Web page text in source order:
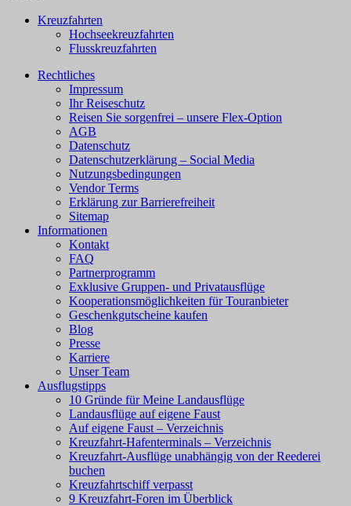
Kreuzfahrten
Hochseekreuzfahrten
Flusskreuzfahrten
Rechtliches
Impressum
Ihr Reiseschutz
Reisen Sie sorgenfrei – unsere Flex-Option
AGB
Datenschutz
Datenschutzerklärung – Social Media
Nutzungsbedingungen
Vendor Terms
Erklärung zur Barrierefreiheit
Sitemap
Informationen
Kontakt
FAQ
Partnerprogramm
Exklusive Gruppen- und Privatausflüge
Kooperationsmöglichkeiten für Touranbieter
Geschenkgutscheine kaufen
Blog
Presse
Karriere
Unser Team
Ausflugstipps
10 Gründe für Meine Landausflüge
Landausflüge auf eigene Faust
Auf eigene Faust – Verzeichnis
Kreuzfahrt-Hafenterminals – Verzeichnis
Kreuzfahrt-Ausflüge unabhängig von der Reederei
buchen
Kreuzfahrtschiff verpasst
9 Kreuzfahrt-Foren im Überblick